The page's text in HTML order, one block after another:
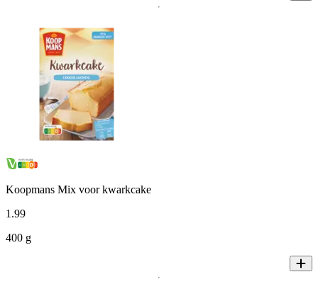
Koopmans Mix voor kwarkcake
1 .99
400 g